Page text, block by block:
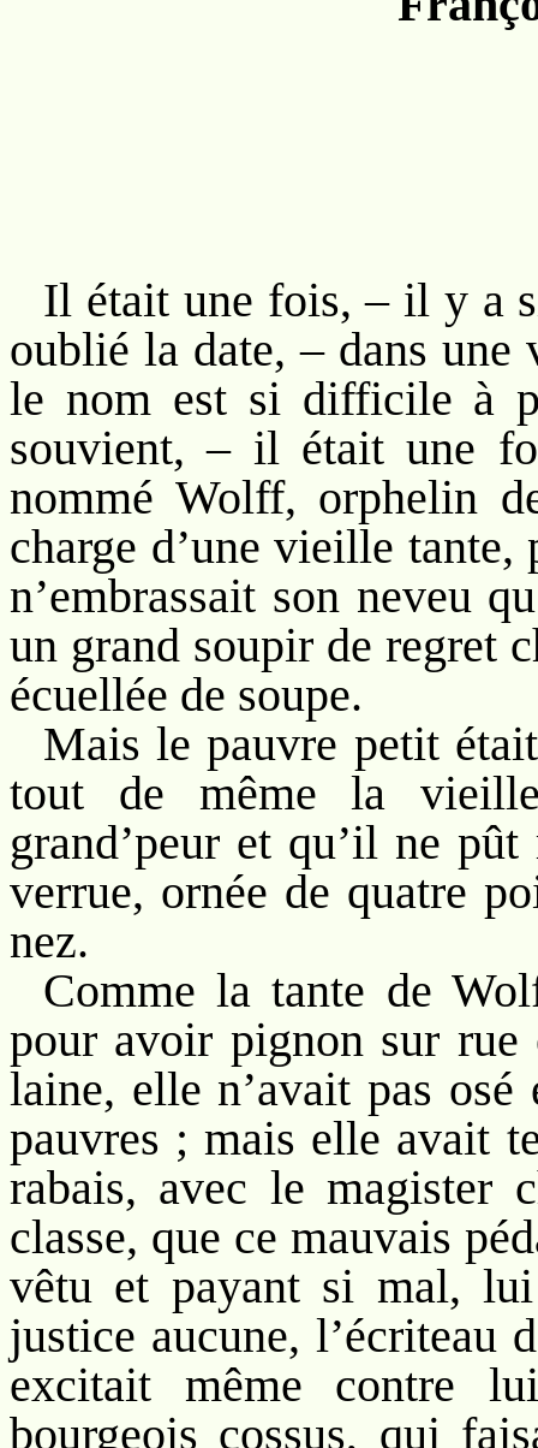
Il était une fois, – il y a
oublié la date, – dans
le nom est si difficile à
souvient, – il était une
nommé Wolff, orphelin
charge d’une vieille tante,
n’embrassait son neveu
un grand soupir de regret
écuellée de soupe.
Mais le pauvre petit
tout de même la
grand’peur et qu’il ne
verrue, ornée de quatre
nez.
Comme la tante de
pour avoir pignon sur
laine, elle n’avait pas osé
pauvres ; mais elle avait
rabais, avec le
classe, que ce mauvais
vêtu et payant si mal,
justice aucune, l’écriteau
excitait même contre
bourgeois cossus, qui